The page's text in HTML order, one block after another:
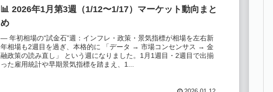
📊 2026年1月第3週（1/12〜1/17）マーケット動向まと
め
― 年初相場の“試金石”週：インフレ・政策・景気指標が相場を左右新
年相場も2週目を過ぎ、本格的に 「データ → 市場コンセンサス → 金
融政策の読み直し」 という週になりました。1月1週目・2週目で出揃
った雇用統計や早期景気指標を踏まえ、1...